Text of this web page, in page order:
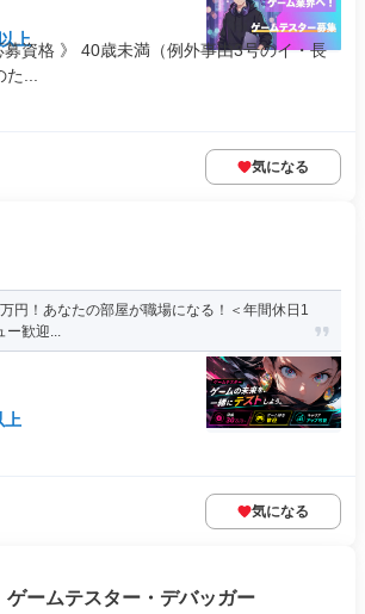
上
資格 》 40歳未満（例外事由3号のイ・長
...
気になる
円！あなたの部屋が職場になる！＜年間休日1
ー歓迎...
上
気になる
ゲームテスター・デバッガー